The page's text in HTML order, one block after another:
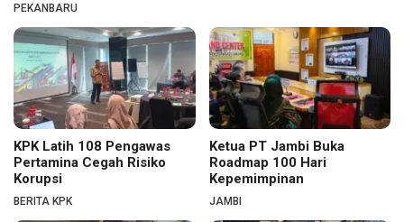
PEKANBARU
KPK Latih 108 Pengawas
Pertamina Cegah Risiko
Korupsi
BERITA KPK
Ketua PT Jambi Buka
Roadmap 100 Hari
Kepemimpinan
JAMBI